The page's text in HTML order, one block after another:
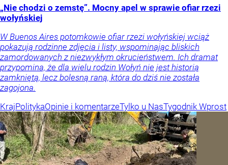
„Nie chodzi o zemstę”. Mocny apel w sprawie ofiar rzezi
wołyńskiej
W Buenos Aires potomkowie ofiar rzezi wołyńskiej wciąż
pokazują rodzinne zdjęcia i listy, wspominając bliskich
zamordowanych z niezwykłym okrucieństwem. Ich dramat
przypomina, że dla wielu rodzin Wołyń nie jest historią
zamkniętą, lecz bolesną raną, która do dziś nie została
zagojona.
KrajPolitykaOpinie i komentarzeTylko u NasTygodnik Wprost